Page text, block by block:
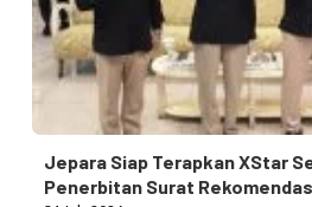
Jepara Siap Terapkan XStar
Penerbitan Surat